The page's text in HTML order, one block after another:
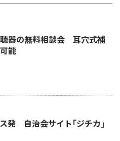
器の無料相談会 耳穴式補
能
発 自治会サイト｢ジチカ｣